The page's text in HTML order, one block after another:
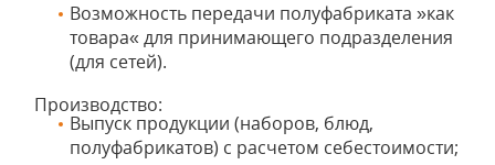
Возможность передачи полуфабриката »как
товара« для принимающего подразделения
(для сетей).
Производство:
Выпуск продукции (наборов, блюд,
полуфабрикатов) с расчетом себестоимости;